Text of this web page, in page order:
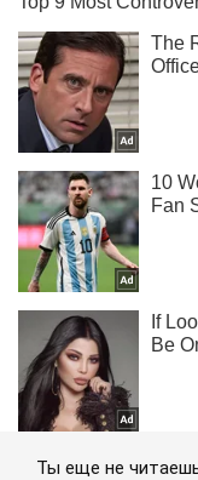
Ты еще не